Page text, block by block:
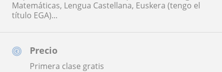
Precio
Primera clase gratis
Matemáticas, Lengua Castellana, Euskera (tengo el
título EGA)...